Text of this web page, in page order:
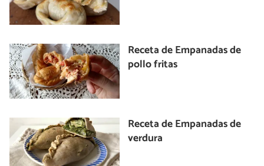
Receta de Empanadas de
pollo fritas
Receta de Empanadas de
verdura